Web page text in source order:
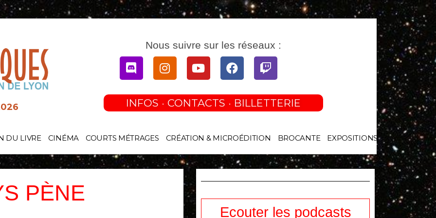
Nous suivre sur les réseaux :
DiscordInstagramYoutubeFacebookTwitch
INFOS · CONTACTS · BILLETTERIE
DU LIVRE CINÉMA COURTS MÉTRAGES CRÉATION & MICROÉDITION BROCANTE EXPOSITIONS
PÈNE
Ecouter les podcasts